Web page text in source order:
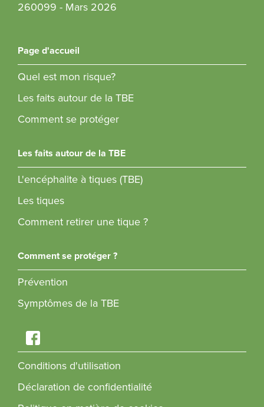
260099 - Mars 2026
Page d'accueil
Quel est mon risque?
Les faits autour de la TBE
Comment se protéger
Les faits autour de la TBE
L'encéphalite à tiques (TBE)​​​​​​​
Les tiques
Comment retirer une tique ?
Comment se protéger ?
Prévention
Symptômes de la TBE
Conditions d'utilisation
Déclaration de confidentialité